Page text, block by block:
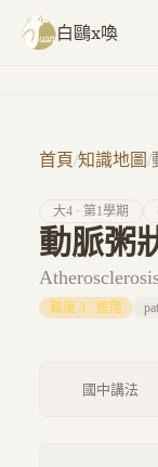
跳至主要內容
白鷗x喚
首頁/知識地圖/
大4 · 第1學期
動脈粥
難度 3 · 進階
國中講法